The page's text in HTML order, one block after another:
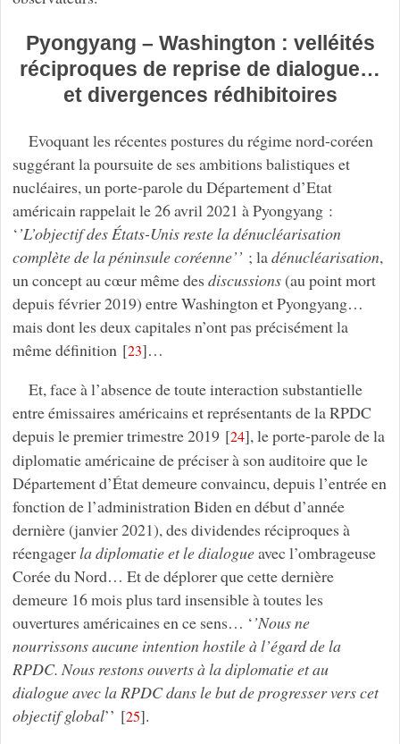
Pyongyang – Washington : velléités
réciproques de reprise de dialogue…
et divergences rédhibitoires
Evoquant les récentes postures du régime nord-coréen
suggérant la poursuite de ses ambitions balistiques et
nucléaires, un porte-parole du Département d’Etat
américain rappelait le 26 avril 2021 à Pyongyang :
‘’L’objectif des États-Unis reste la dénucléarisation
complète de la péninsule coréenne’’ ; ladénucléarisation,
un concept au cœur même des discussions(au point mort
depuis février 2019) entre Washington et Pyongyang…
mais dont les deux capitales n’ont pas précisément la
même définition [23]…
Et, face à l’absence de toute interaction substantielle
entre émissaires américains et représentants de la RPDC
depuis le premier trimestre 2019[24], le porte-parole de la
diplomatie américaine de préciser à son auditoire que le
Département d’État demeure convaincu, depuis l’entrée en
fonction de l’administration Biden en début d’année
dernière (janvier 2021), des dividendes réciproques à
réengagerla diplomatie et le dialogueavec l’ombrageuse
Corée du Nord… Et de déplorer que cette dernière
demeure 16 mois plus tard insensible à toutes les
ouvertures américaines en ce sens… ‘’Nous ne
nourrissons aucune intention hostile à l’égard de la
RPDC. Nous restons ouverts à la diplomatie et au
dialogue avec la RPDC dans le but de progresser vers cet
objectif global’’ [25].